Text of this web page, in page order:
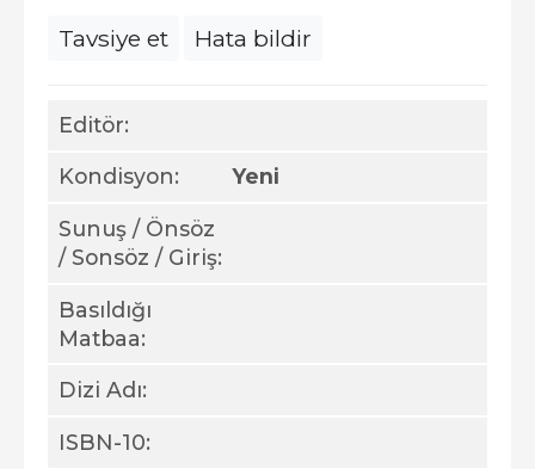
Editör:
Kondisyon: Yeni
Sunuş / Önsöz
/ Sonsöz / Giriş:
Basıldığı
Matbaa:
Dizi Adı:
ISBN-10:
Tavsiye et Hata bildir